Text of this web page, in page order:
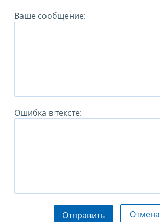
Ваше сообщение:
Ошибка в тексте:
Отправить Отмена